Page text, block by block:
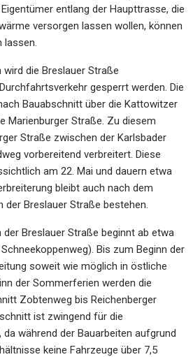
entlang der Haupttrasse, die
versorgen lassen wollen, können
wird die Breslauer Straße
gesperrt werden. Die
Bauabschnitt über die Kattowitzer
Marienburger Straße. Zu diesem
Straße zwischen der Karlsbader
vorbereitend verbreitert. Diese
am 22. Mai und dauern etwa
bleibt auch nach dem
Breslauer Straße bestehen.
Breslauer Straße beginnt ab etwa
Bis zum Beginn der
soweit wie möglich in östliche
der Sommerferien werden die
Zobtenweg bis Reichenberger
ist zwingend für die
während der Bauarbeiten aufgrund
keine Fahrzeuge über 7,5